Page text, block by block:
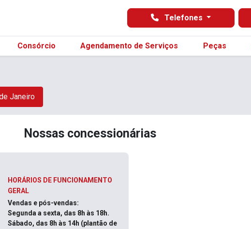
Telefones
Consórcio Agendamento de Serviços Peças
Janeiro
Nossas concessionárias
HORÁRIOS DE FUNCIONAMENTO
GERAL
Vendas e pós-vendas:
Segunda a sexta, das 8h às 18h.
Sábado, das 8h às 14h (plantão de